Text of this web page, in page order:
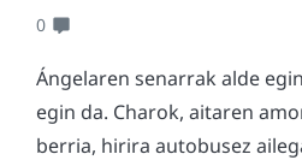
0
Ángelaren senarrak alde
egin da. Charok, aitaren
berria, hirira autobusez